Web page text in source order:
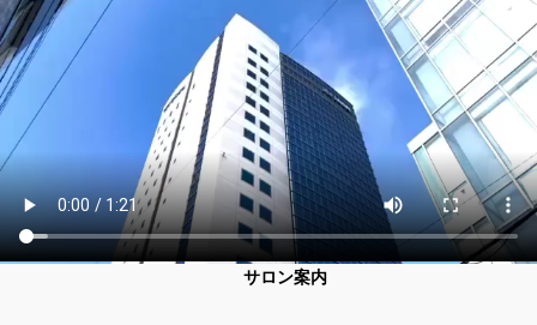
サロン案内